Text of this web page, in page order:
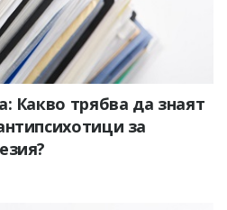
Какво трябва да знаят
за